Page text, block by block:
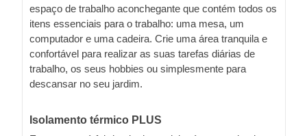
espaço de trabalho aconchegante que contém todos os
itens essenciais para o trabalho: uma mesa, um
computador e uma cadeira. Crie uma área tranquila e
confortável para realizar as suas tarefas diárias de
trabalho, os seus hobbies ou simplesmente para
descansar no seu jardim.
Isolamento térmico PLUS